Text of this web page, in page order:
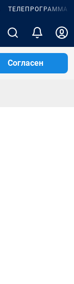
ТЕЛЕПРОГРАММА
Согласен